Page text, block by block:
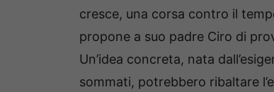
cresce, una corsa contro il
propone a suo padre Ciro di
Un’idea concreta, nata
sommati, potrebbero ribaltare